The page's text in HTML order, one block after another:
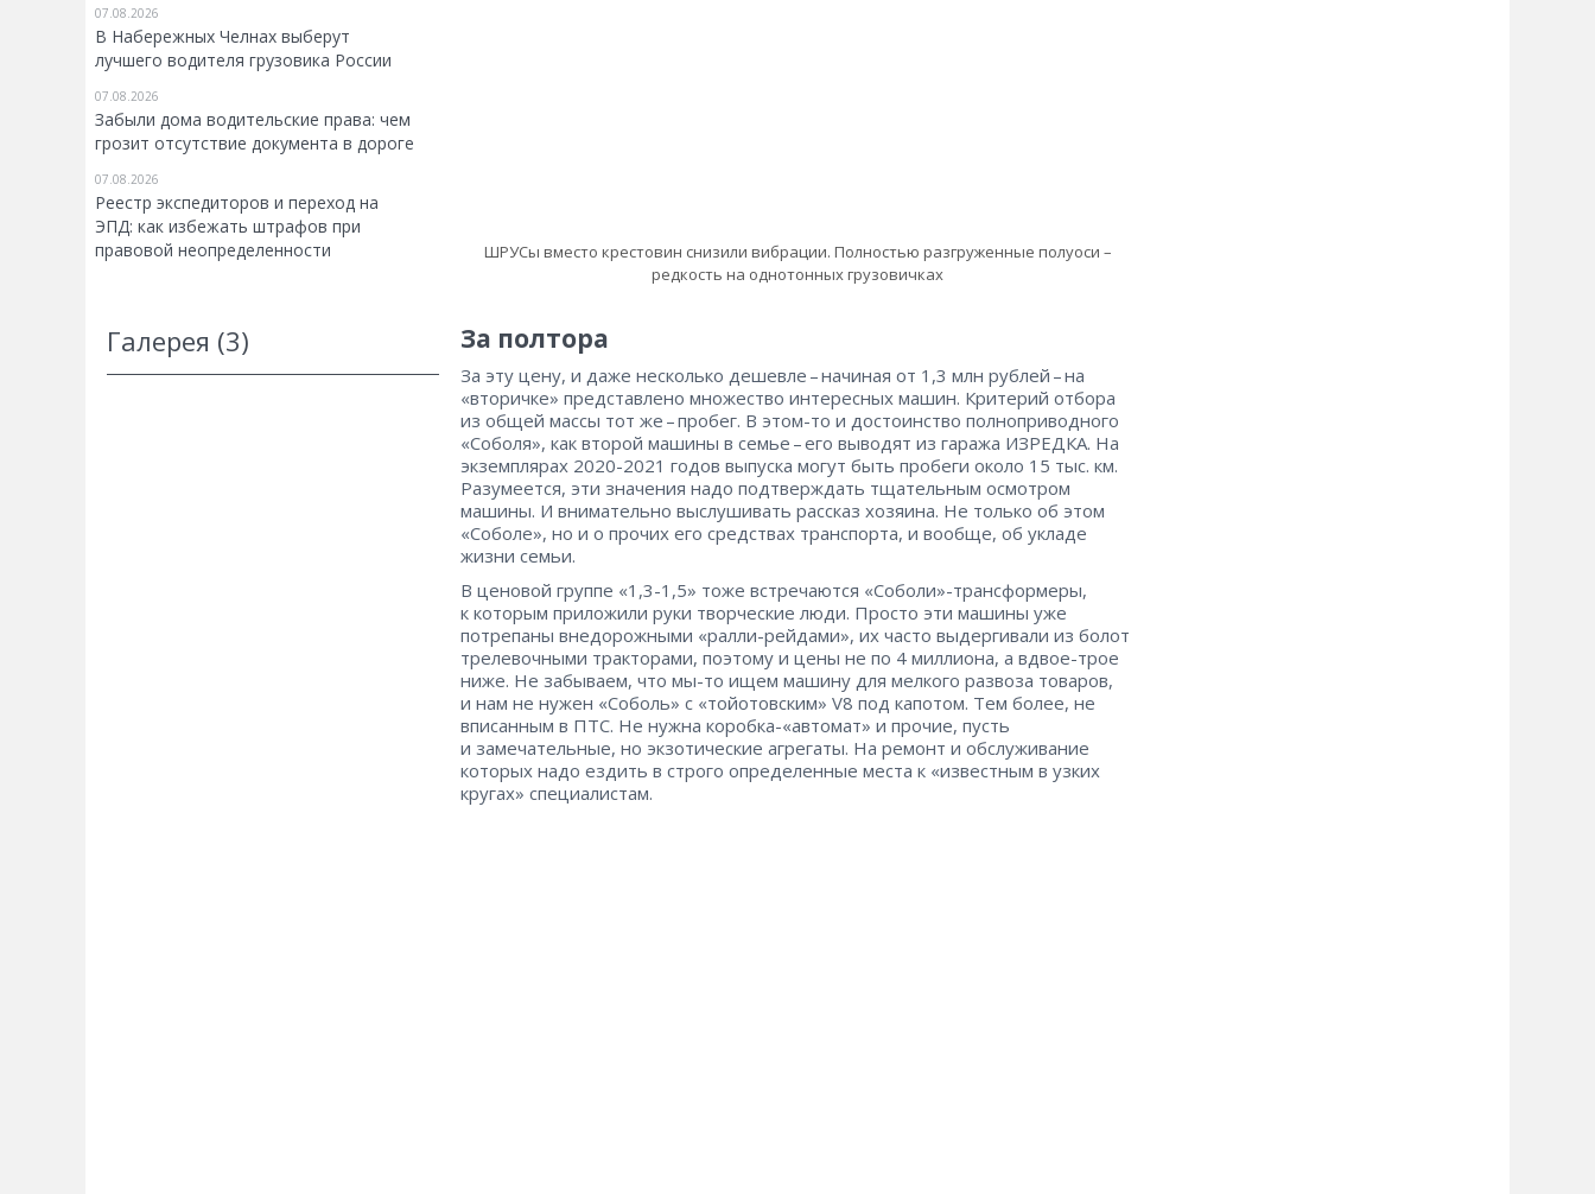
07.08.2026
В Набережных Челнах выберут
лучшего водителя грузовика России
07.08.2026
Забыли дома водительские права: чем
грозит отсутствие документа в дороге
07.08.2026
Реестр экспедиторов и переход на
ЭПД: как избежать штрафов при
правовой неопределенности
Галерея (3)
ШРУСы вместо крестовин снизили вибрации. Полностью разгруженные полуоси –
редкость на однотонных грузовичках
За полтора
За эту цену, и даже несколько дешевле – ​начиная от 1,3 млн рублей – ​на
«вторичке» представлено множество интересных машин. Критерий отбора
из общей массы тот же – ​пробег. В этом-то и достоинство полноприводного
«Соболя», как второй машины в семье – ​его выводят из гаража ИЗРЕДКА. На
экземплярах 2020-2021 годов выпуска могут быть пробеги около 15 тыс. км.
Разумеется, эти значения надо подтверждать тщательным осмотром
машины. И внимательно выслушивать рассказ хозяина. Не только об этом
«Соболе», но и о прочих его средствах транспорта, и вообще, об укладе
жизни семьи.
В ценовой группе «1,3-1,5» тоже встречаются «Соболи»-трансформеры,
к которым приложили руки творческие люди. Просто эти машины уже
потрепаны внедорожными «ралли-рейдами», их часто выдергивали из болот
трелевочными тракторами, поэтому и цены не по 4 миллиона, а вдвое-трое
ниже. Не забываем, что мы-то ищем машину для мелкого развоза товаров,
и нам не нужен «Соболь» с «тойотовским» V8 под капотом. Тем более, не
вписанным в ПТС. Не нужна коробка-«автомат» и прочие, пусть
и замечательные, но экзотические агрегаты. На ремонт и обслуживание
которых надо ездить в строго определенные места к «известным в узких
кругах» специалистам.